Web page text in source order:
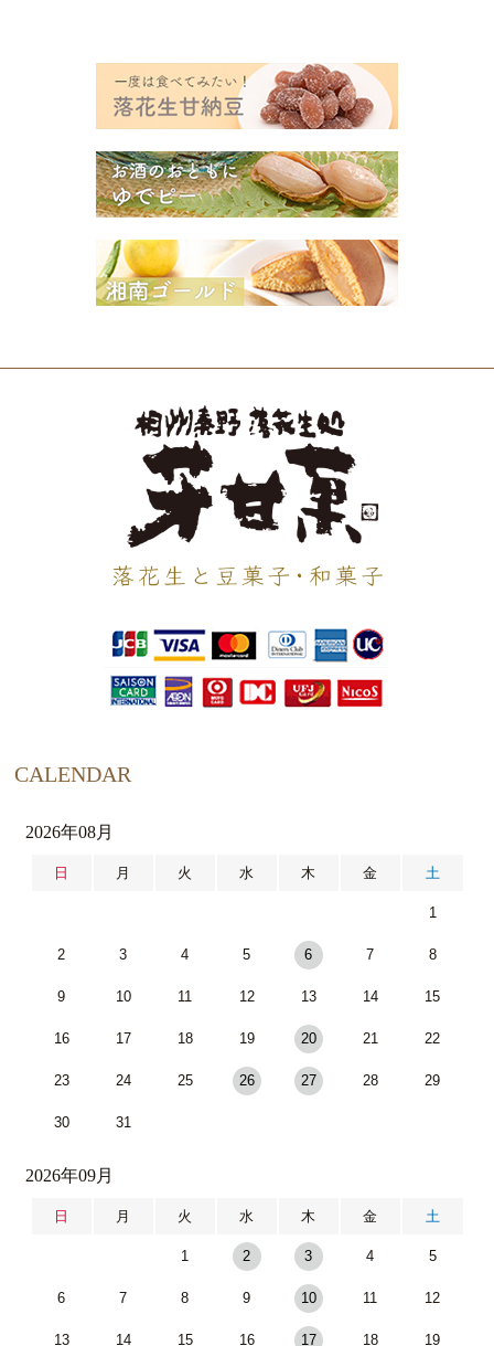
CALENDAR
2026年08月
日 月 火 水 木 金 土
1
2 3 4 5 6 7 8
9 10 11 12 13 14 15
16 17 18 19 20 21 22
23 24 25 26 27 28 29
30 31
2026年09月
日 月 火 水 木 金 土
1 2 3 4 5
6 7 8 9 10 11 12
13 14 15 16 17 18 19